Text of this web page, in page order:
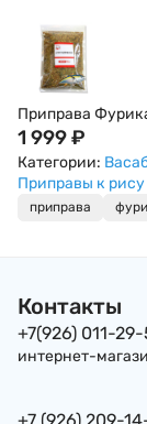
Приправа
для риса с тунцом
кацуо Nagatanien,
500г Япония
1 999₽
Категории:
Приправы к
приправа
Контакты
+7(926) 011-
интернет-